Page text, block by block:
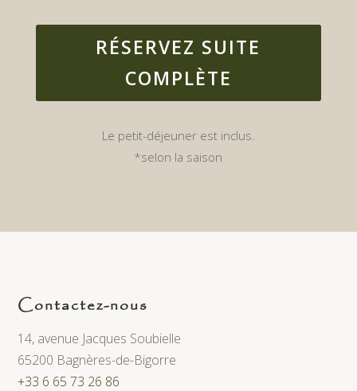
RÉSERVEZ SUITE
COMPLÈTE
Le petit-déjeuner est inclus.
*selon la saison
Contactez-nous
14, avenue Jacques Soubielle
65200 Bagnères-de-Bigorre
+33 6 65 73 26 86